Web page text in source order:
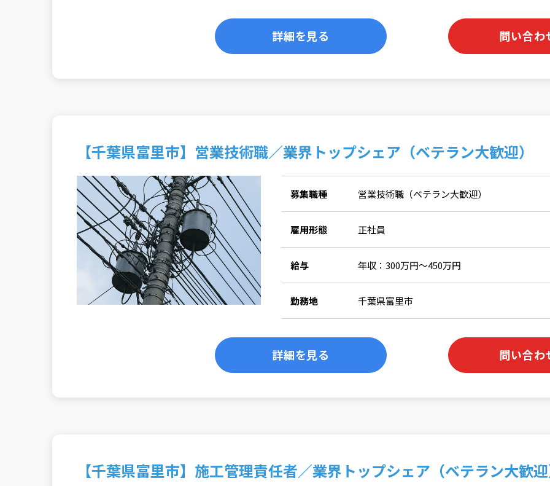
詳細を見る 問い合わ
【千葉県富里市】営業技術職／業界トップシェア（ベテラン大歓迎）
募集職種 営業技術職（ベテラン大歓迎）
雇用形態 正社員
給与 年収：300万円～450万円
勤務地 千葉県富里市
詳細を見る 問い合わ
【千葉県富里市】施工管理責任者／業界トップシェア（ベテラン大歓